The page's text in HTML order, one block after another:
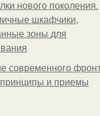
нового поколения.
шкафчики,
зоны для
современного
принципы и приемы